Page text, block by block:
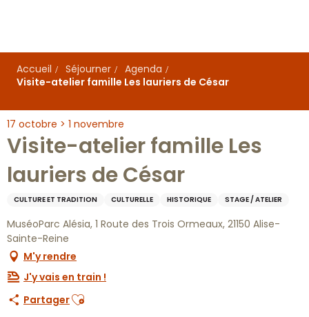
principal
Accueil
Séjourner
Agenda
Visite-atelier famille Les lauriers de César
17 octobre > 1 novembre
Visite-atelier famille Les
lauriers de César
CULTURE ET TRADITION CULTURELLE HISTORIQUE STAGE / ATELIER
MuséoParc Alésia, 1 Route des Trois Ormeaux, 21150 Alise-
Sainte-Reine
M'y rendre
J'y vais en train !
PartagerAjouter aux favoris